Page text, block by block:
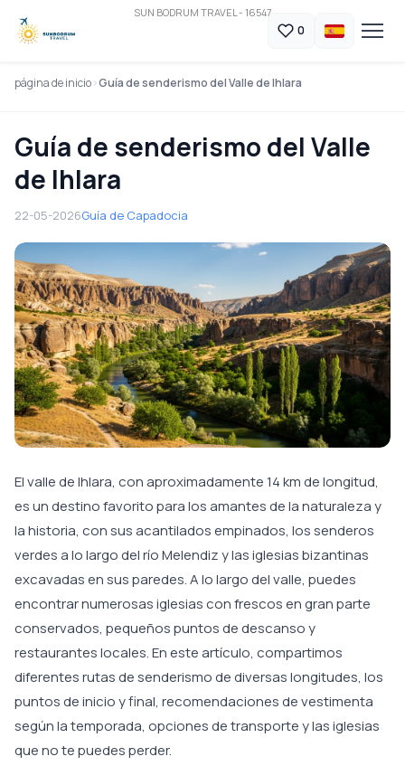
SUN BODRUM TRAVEL - 16547
0
página de inicio Guía de senderismo del Valle de Ihlara
Guía de senderismo del Valle
de Ihlara
22-05-2026Guía de Capadocia
El valle de Ihlara, con aproximadamente 14 km de longitud,
es un destino favorito para los amantes de la naturaleza y
la historia, con sus acantilados empinados, los senderos
verdes a lo largo del río Melendiz y las iglesias bizantinas
excavadas en sus paredes. A lo largo del valle, puedes
encontrar numerosas iglesias con frescos en gran parte
conservados, pequeños puntos de descanso y
restaurantes locales. En este artículo, compartimos
diferentes rutas de senderismo de diversas longitudes, los
puntos de inicio y final, recomendaciones de vestimenta
según la temporada, opciones de transporte y las iglesias
que no te puedes perder.